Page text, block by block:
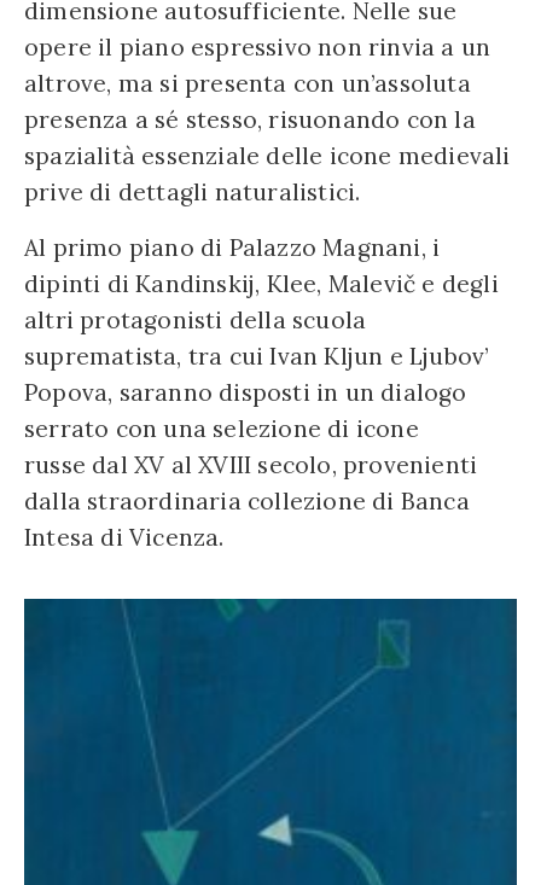
dimensione autosufficiente. Nelle sue
opere il piano espressivo non rinvia a un
altrove, ma si presenta con un’assoluta
presenza a sé stesso, risuonando con la
spazialità essenziale delle icone medievali
prive di dettagli naturalistici.
Al primo piano di Palazzo Magnani, i
dipinti di Kandinskij, Klee, Malevič e degli
altri protagonisti della scuola
suprematista, tra cui Ivan Kljun e Ljubov’
Popova, saranno disposti in un dialogo
serrato con una selezione di icone
russe dal XV al XVIII secolo, provenienti
dalla straordinaria collezione di Banca
Intesa di Vicenza.